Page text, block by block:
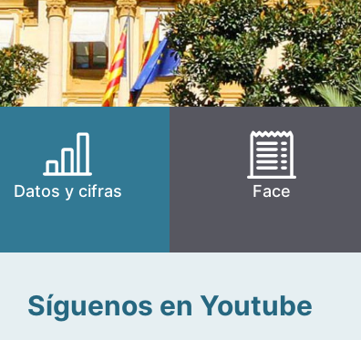
Datos y cifras Face
Síguenos en Youtube